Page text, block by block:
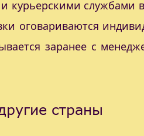
курьерскими службами
оговариваются
заранее с
страны